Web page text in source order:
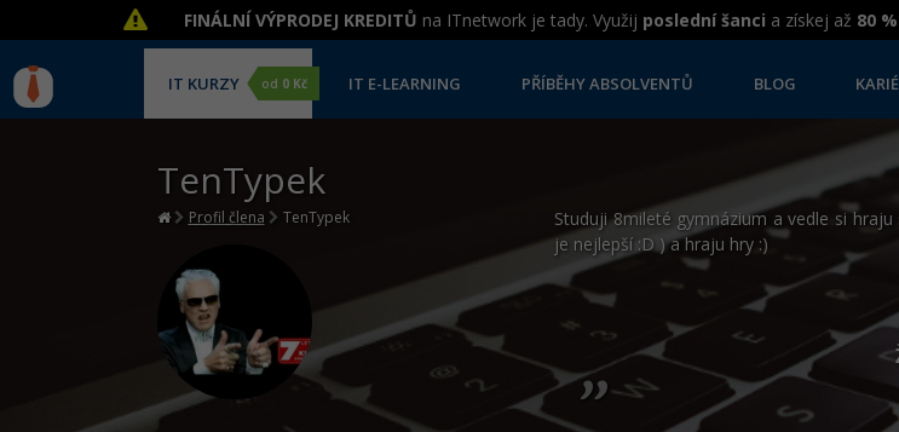
FINÁLNÍ VÝPRODEJ KREDITŮ na ITnetwork je tady. Využij poslední šanci a získej až 80
IT KURZY od 0 Kč IT E-LEARNING PŘÍBĚHY ABSOLVENTŮ BLOG
TenTypek
Profil člena TenTypek
Studuji 8mileté gymnázium a vedle si
je nejlepší :D ) a hraju hry :)
„